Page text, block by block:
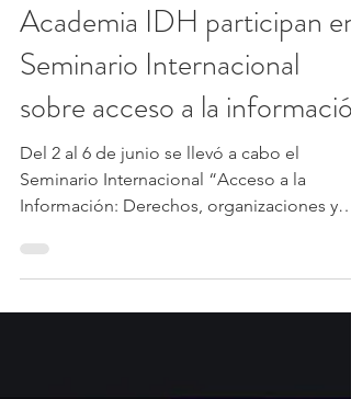
Investigadores de la
Academia IDH participan en
Seminario Internacional
sobre acceso a la información
Del 2 al 6 de junio se llevó a cabo el
Seminario Internacional “Acceso a la
Información: Derechos, organizaciones y
garantías” ,...